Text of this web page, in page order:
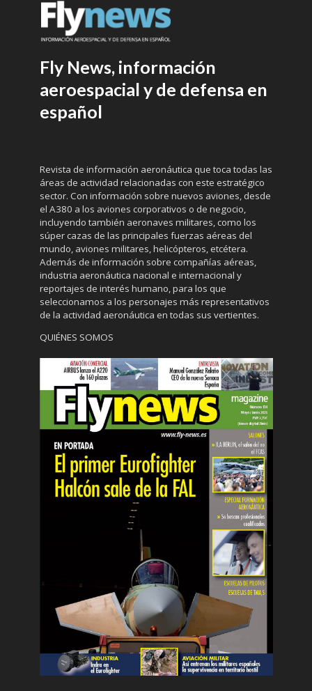
Fly News, información
aeroespacial y de defensa en
español
Revista de información aeronáutica que toca todas las
áreas de actividad relacionadas con este estratégico
sector. Con información sobre nuevos aviones, desde
el A380 a los aviones corporativos o de negocio,
incluyendo también aeronaves militares, como los
súper cazas de las principales fuerzas aéreas del
mundo, aviones militares, helicópteros, etcétera.
Además de información sobre compañías aéreas,
industria aeronáutica nacional e internacional y
reportajes de interés humano, para los que
seleccionamos a los personajes más representativos
de la actividad aeronáutica en todas sus vertientes.
QUIÉNES SOMOS